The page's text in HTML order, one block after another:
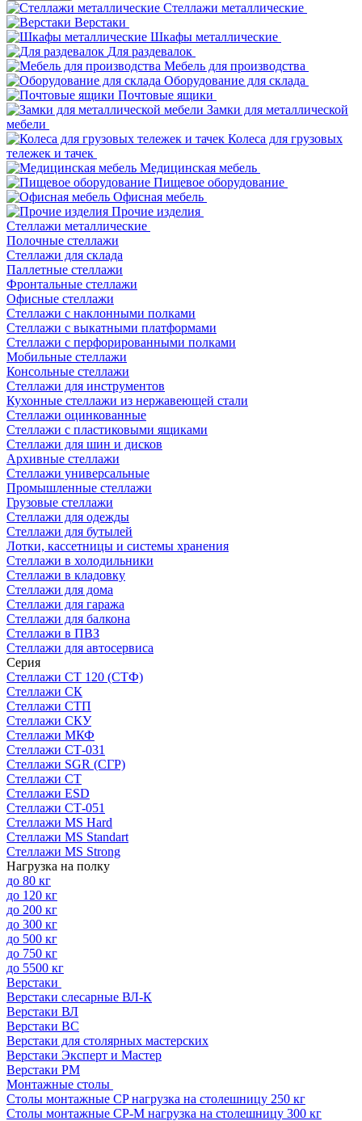
Стеллажи металлические
Верстаки
Шкафы металлические
Для раздевалок
Мебель для производства
Оборудование для склада
Почтовые ящики
Замки для металлической
мебели
Колеса для грузовых
тележек и тачек
Медицинская мебель
Пищевое оборудование
Офисная мебель
Прочие изделия
Стеллажи металлические
Полочные стеллажи
Стеллажи для склада
Паллетные стеллажи
Фронтальные стеллажи
Офисные стеллажи
Стеллажи с наклонными полками
Стеллажи с выкатными платформами
Стеллажи с перфорированными полками
Мобильные стеллажи
Консольные стеллажи
Стеллажи для инструментов
Кухонные стеллажи из нержавеющей стали
Стеллажи оцинкованные
Стеллажи с пластиковыми ящиками
Стеллажи для шин и дисков
Архивные стеллажи
Стеллажи универсальные
Промышленные стеллажи
Грузовые стеллажи
Стеллажи для одежды
Стеллажи для бутылей
Лотки, кассетницы и системы хранения
Стеллажи в холодильники
Стеллажи в кладовку
Стеллажи для дома
Стеллажи для гаража
Стеллажи для балкона
Стеллажи в ПВЗ
Стеллажи для автосервиса
Серия
Стеллажи СТ 120 (СТФ)
Стеллажи СК
Стеллажи СТП
Стеллажи СКУ
Стеллажи МКФ
Стеллажи СТ-031
Стеллажи SGR (СГР)
Стеллажи СТ
Стеллажи ESD
Стеллажи СТ-051
Стеллажи MS Hard
Стеллажи MS Standart
Стеллажи MS Strong
Нагрузка на полку
до 80 кг
до 120 кг
до 200 кг
до 300 кг
до 500 кг
до 750 кг
до 5500 кг
Верстаки
Верстаки слесарные ВЛ-К
Верстаки ВЛ
Верстаки ВС
Верстаки для столярных мастерских
Верстаки Эксперт и Мастер
Верстаки РМ
Монтажные столы
Столы монтажные СP нагрузка на столешницу 250 кг
Столы монтажные СР-М нагрузка на столешницу 300 кг